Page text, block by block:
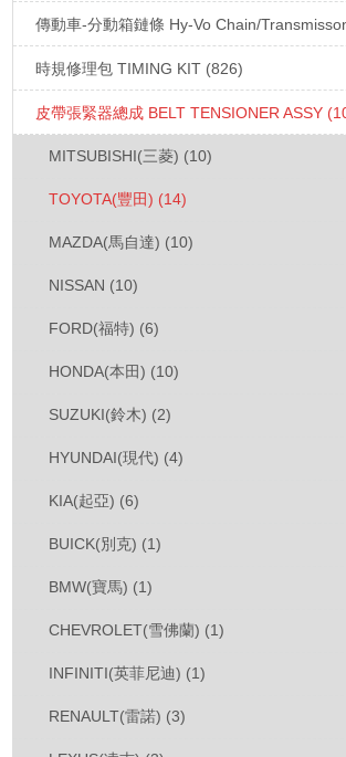
傳動車-分動箱鏈條 Hy-Vo Chain/
時規修理包 TIMING KIT (826)
皮帶張緊器總成 BELT TENSIONER ASSY
MITSUBISHI(三菱) (10)
TOYOTA(豐田) (14)
MAZDA(馬自達) (10)
NISSAN (10)
FORD(福特) (6)
HONDA(本田) (10)
SUZUKI(鈴木) (2)
HYUNDAI(現代) (4)
KIA(起亞) (6)
BUICK(別克) (1)
BMW(寶馬) (1)
CHEVROLET(雪佛蘭) (1)
INFINITI(英菲尼迪) (1)
RENAULT(雷諾) (3)